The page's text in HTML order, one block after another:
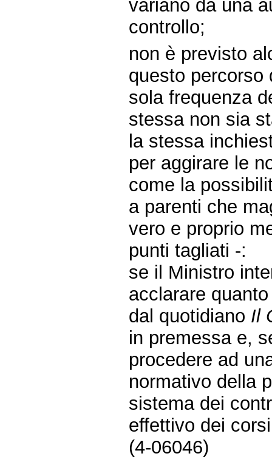
variano da una
controllo;
non è previsto
questo percorso
sola frequenza
stessa non sia
la stessa
per aggirare le
come la
a parenti che
vero e proprio
punti tagliati -:
se il Ministro
acclarare
dal quotidiano Il
in premessa e,
procedere ad
normativo della
sistema dei
effettivo dei
(4-06046)